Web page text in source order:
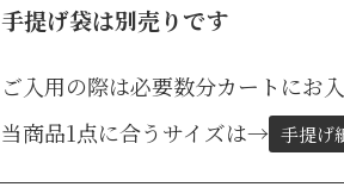
手提げ袋は別売りです
ご入用の際は必要数分カートにお入
当商品1点に合うサイズは→ 手提げ